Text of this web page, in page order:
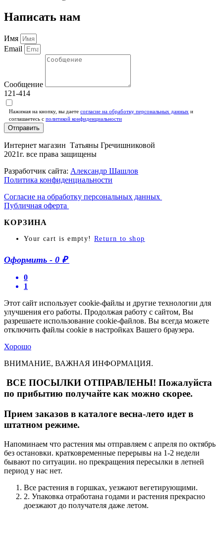
Написать нам
Имя
Email
Сообщение
121-414
Нажимая на кнопку, вы даете согласие на обработку персональных данных и
соглашаетесь c политикой конфиденциальности
Отправить
Интернет магазин Татьяны Гречишниковой
2021г. все права защищены
Разработчик сайта: Александр Шашлов
Политика конфиденциальности
Согласие на обработку персональных данных
Публичная оферта
КОРЗИНА
Your cart is empty! Return to shop
Оформить - 0 ₽
0
1
Этот сайт использует cookie-файлы и другие технологии для
улучшения его работы. Продолжая работу с сайтом, Вы
разрешаете использование cookie-файлов. Вы всегда можете
отключить файлы cookie в настройках Вашего браузера.
Хорошо
ВНИМАНИЕ, ВАЖНАЯ ИНФОРМАЦИЯ.
ВСЕ ПОСЫЛКИ ОТПРАВЛЕНЫ! Пожалуйста
по прибытию получайте как можно скорее.
Прием заказов в каталоге весна-лето идет в
штатном режиме.
Напоминаем что растения мы отправляем с апреля по октябрь
без остановки. кратковременные перерывы на 1-2 недели
бывают по ситуации. но прекращения пересылки в летней
период у нас нет.
Все растения в горшках, уезжают вегетирующими.
2. Упаковка отработана годами и растения прекрасно
доезжают до получателя даже летом.